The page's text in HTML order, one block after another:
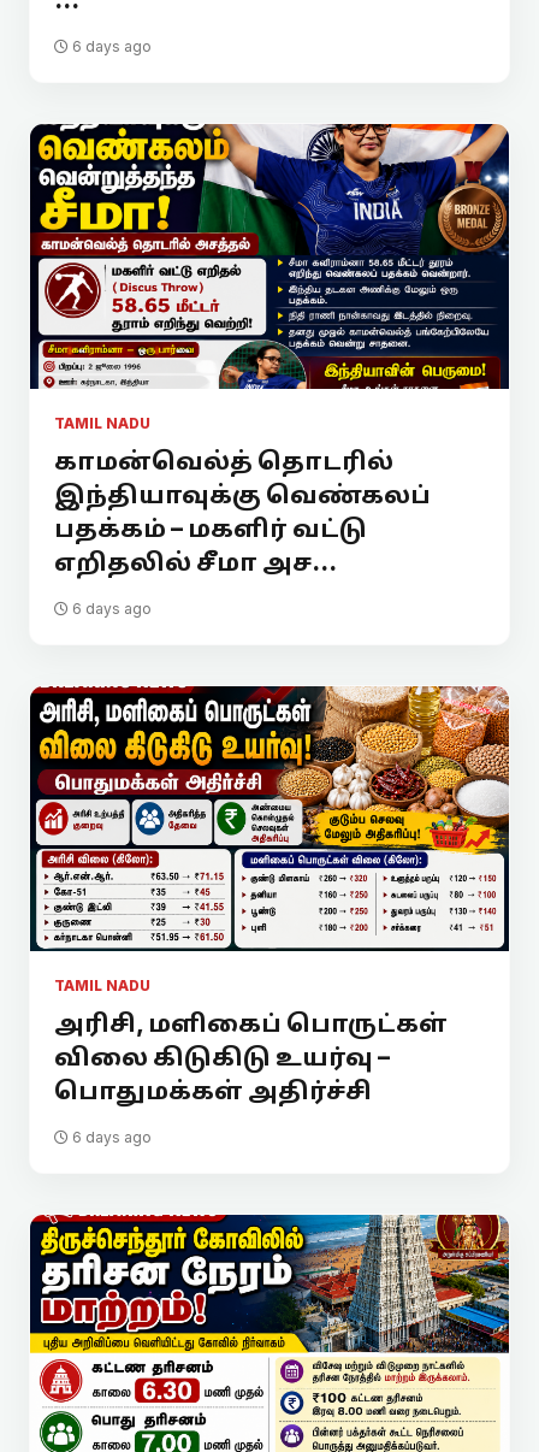
6 days ago
TAMIL NADU
காமன்வெல்த் தொடரில்
இந்தியாவுக்கு வெண்கலப்
பதக்கம் – மகளிர் வட்டு
எறிதலில் சீமா அச...
6 days ago
TAMIL NADU
அரிசி, மளிகைப் பொருட்கள்
விலை கிடுகிடு உயர்வு –
பொதுமக்கள் அதிர்ச்சி
6 days ago